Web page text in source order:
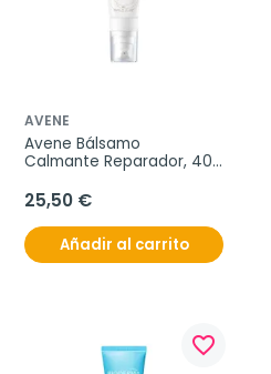
AVENE
Avene Bálsamo
Calmante Reparador, 40
25,50 €
Añadir al carrito
favorite_border